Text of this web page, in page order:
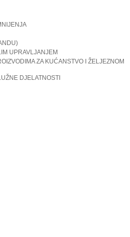
UPRAVLJANJEM
ZA KUĆANSTVO I ŽELJEZNOM
DJELATNOSTI